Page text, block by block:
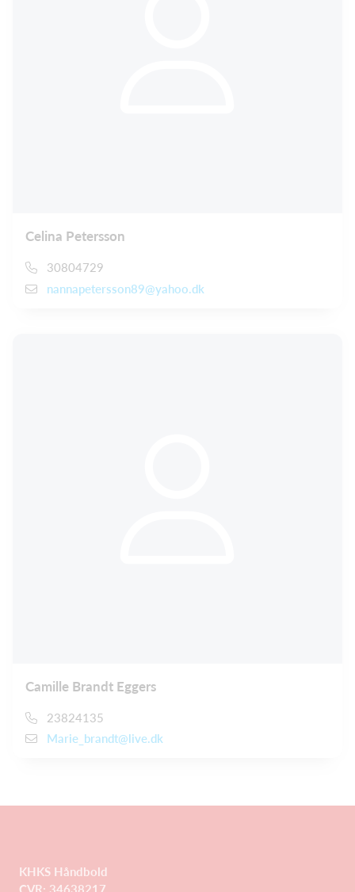
Celina Petersson
30804729
nannapetersson89@yahoo.dk
Camille Brandt Eggers
23824135
Marie_brandt@live.dk
KHKS Håndbold
CVR: 34638217